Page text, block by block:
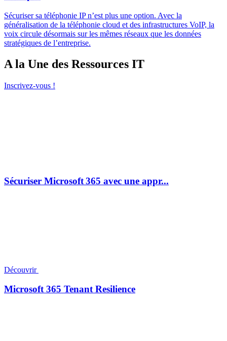
Sécuriser sa téléphonie IP n’est plus une option. Avec la
généralisation de la téléphonie cloud et des infrastructures VoIP, la
voix circule désormais sur les mêmes réseaux que les données
stratégiques de l’entreprise.
A la Une des Ressources IT
Inscrivez-vous !
Sécuriser Microsoft 365 avec une appr...
Découvrir
Microsoft 365 Tenant Resilience